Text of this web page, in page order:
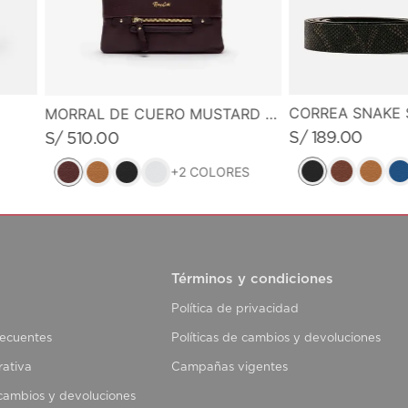
MORRAL DE CUERO MUSTARD MUSE
S/ 510.00
+2 COLORES
CORREA SNAKE
S/ 189.00
y devoluciones
Términos y condiciones
Política de privacidad
Políticas de cambios y devoluciones
Campañas vigentes